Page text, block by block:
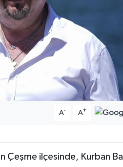
A- A+
ilçesinde, Kurban